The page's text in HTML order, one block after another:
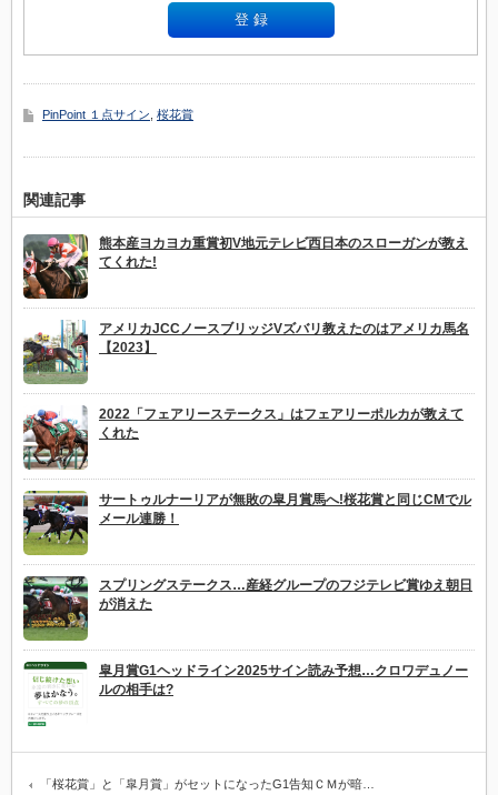
PinPoint １点サイン 桜花賞
関連記事
熊本産ヨカヨカ重賞初V地元テレビ西日本のスローガンが教え
てくれた!
アメリカJCCノースブリッジVズバリ教えたのはアメリカ馬名
【2023】
2022「フェアリーステークス」はフェアリーポルカが教えて
くれた
サートゥルナーリアが無敗の皐月賞馬へ!桜花賞と同じCMでル
メール連勝！
スプリングステークス…産経グループのフジテレビ賞ゆえ朝日
が消えた
皐月賞G1ヘッドライン2025サイン読み予想…クロワデュノー
ルの相手は?
「桜花賞」と「皐月賞」がセットになったG1告知ＣＭが暗…